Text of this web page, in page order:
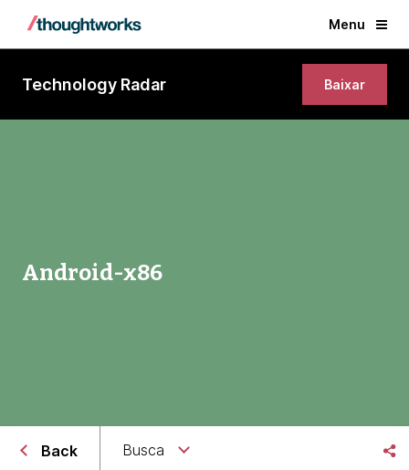
Menu
Technology Radar Baixar
Android-x86
Back Busca